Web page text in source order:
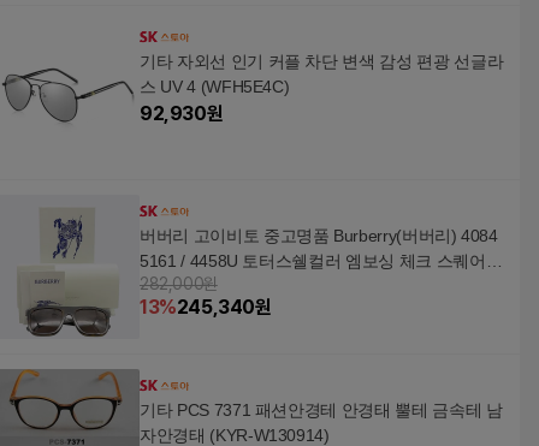
기타 자외선 인기 커플 차단 변색 감성 편광 선글라
스 UV 4 (WFH5E4C)
92,930원
버버리 고이비토 중고명품 Burberry(버버리) 4084
5161 / 4458U 토터스쉘컬러 엠보싱 체크 스퀘어
선글라스
282,000원
13%245,340원
기타 PCS 7371 패션안경테 안경태 뿔테 금속테 남
자안경태 (KYR-W130914)